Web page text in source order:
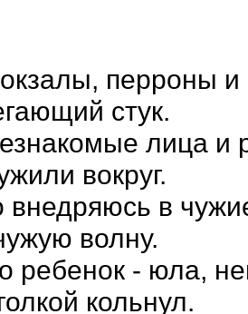
перроны и
стук.
лица и
вокруг.
внедряюсь в
волну.
ребенок - юла,
кольнул.